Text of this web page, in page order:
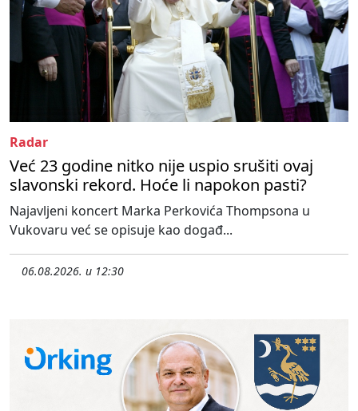
Radar
Već 23 godine nitko nije uspio srušiti ovaj
slavonski rekord. Hoće li napokon pasti?
Najavljeni koncert Marka Perkovića Thompsona u
Vukovaru već se opisuje kao događ...
06.08.2026. u 12:30